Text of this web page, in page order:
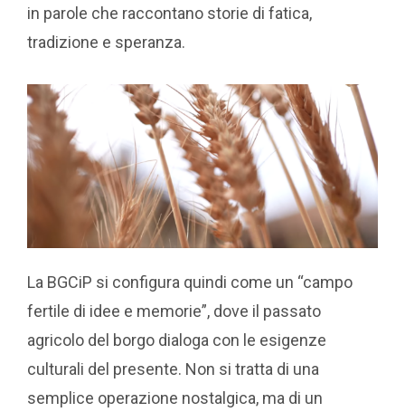
in parole che raccontano storie di fatica,
tradizione e speranza.
La BGCiP si configura quindi come un “campo
fertile di idee e memorie”, dove il passato
agricolo del borgo dialoga con le esigenze
culturali del presente. Non si tratta di una
semplice operazione nostalgica, ma di un